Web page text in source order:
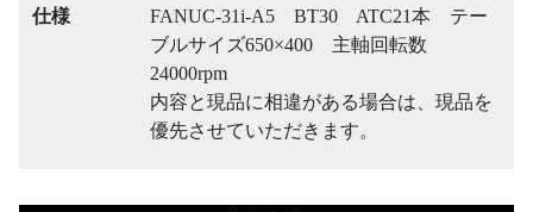
仕様
FANUC-31i-A5 BT30 ATC21本 テー
ブルサイズ650×400 主軸回転数
24000rpm
内容と現品に相違がある場合は、現品を
優先させていただきます。